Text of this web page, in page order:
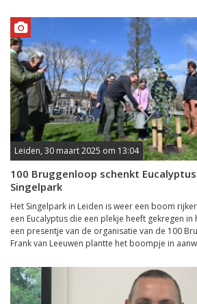
Leiden, 30 maart 2025 om 13:04
100 Bruggenloop schenkt
Singelpark
Het Singelpark in Leiden is weer een boom
een Eucalyptus die een plekje heeft gekregen
een presentje van de organisatie van de 100
Frank van Leeuwen plantte het boompje in